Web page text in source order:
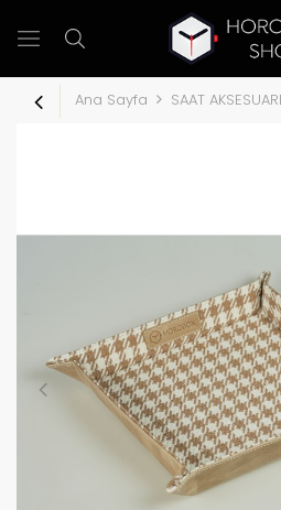
Ana Sayfa SAAT